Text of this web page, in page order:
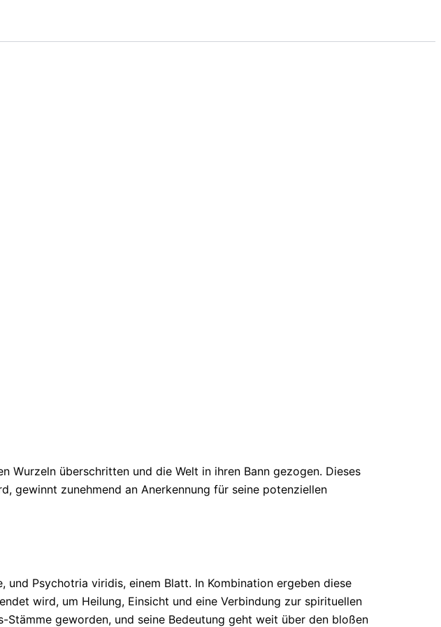
Wurzeln überschritten und die Welt in ihren Bann gezogen. Dieses
gewinnt zunehmend an Anerkennung für seine potenziellen
und Psychotria viridis, einem Blatt. In Kombination ergeben diese
wird, um Heilung, Einsicht und eine Verbindung zur spirituellen
geworden, und seine Bedeutung geht weit über den bloßen